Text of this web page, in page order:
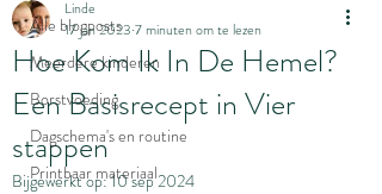
Alle blogposts
Meerdere kinderen
Borstvoeding
Dagschema's en routine
Printbaar materiaal
Hoe Kom Ik In De Hemel?
Een Basisrecept in Vier
stappen
Linde
17 jan 2023 7 minuten om te lezen
Bijgewerkt op:10 sep 2024